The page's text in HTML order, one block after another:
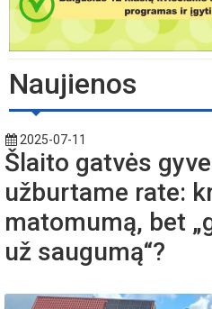
Naujienos
2025-07-11
Šlaito gatvės
užburtame rate:
matomumą, bet
už saugumą“?